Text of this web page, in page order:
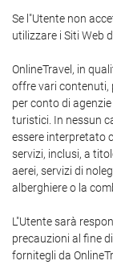
Se l"Utente non
utilizzare i Siti Web
OnlineTravel, in
offre vari contenuti,
per conto di
turistici. In nessun
essere interpretato
servizi, inclusi, a
aerei, servizi di
alberghiere o la
L"Utente sarà
precauzioni al fine
fornitegli da